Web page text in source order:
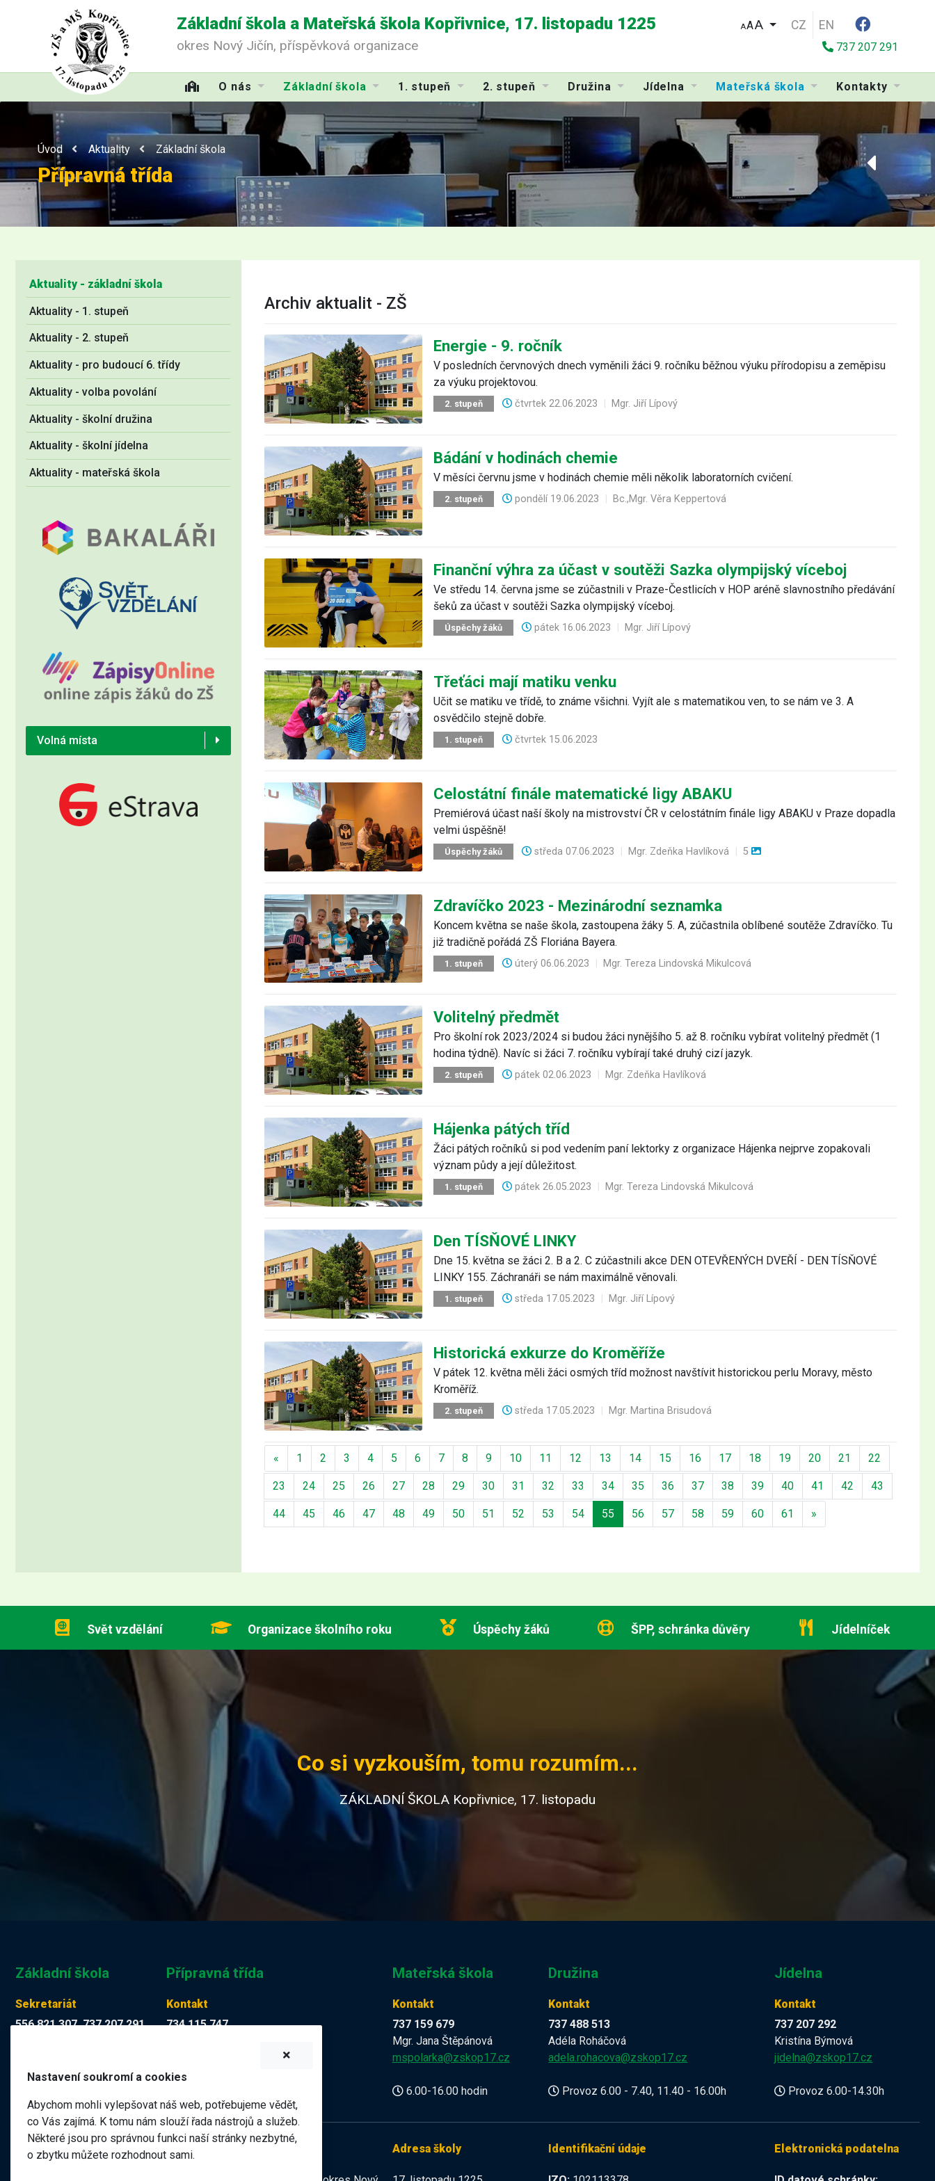
Základní škola a Mateřská škola Kopřivnice, 17. listopadu 1225
okres Nový Jičín, příspěvková organizace
AA CZ EN
737 207 291
O nás Základní škola 1. stupeň 2. stupeň Družina Jídelna Mateřská škola Kontakty
Úvod Aktuality Základní škola
Přípravná třída
Aktuality - základní škola
Aktuality - 1. stupeň
Aktuality - 2. stupeň
Aktuality - pro budoucí 6. třídy
Aktuality - volba povolání
Aktuality - školní družina
Aktuality - školní jídelna
Aktuality - mateřská škola
Volná místa
Archiv aktualit - ZŠ
Energie - 9. ročník
V posledních červnových dnech vyměnili žáci 9. ročníku běžnou výuku přírodopisu a zeměpisu
za výuku projektovou.
2. stupeň čtvrtek 22.06.2023 Mgr. Jiří Lípový
Bádání v hodinách chemie
V měsíci červnu jsme v hodinách chemie měli několik laboratorních cvičení.
2. stupeň pondělí19.06.2023 Bc.,Mgr. Věra Keppertová
Finanční výhra za účast v soutěži Sazka olympijský víceboj
Ve středu 14. června jsme se zúčastnili v Praze-Čestlicích v HOP aréně slavnostního předávání
šeků za účast v soutěži Sazka olympijský víceboj.
Úspěchy žáků pátek 16.06.2023 Mgr. Jiří Lípový
Třeťáci mají matiku venku
Učit se matiku ve třídě, to známe všichni. Vyjít ale s matematikou ven, to se nám ve 3. A
osvědčilo stejně dobře.
1. stupeň čtvrtek 15.06.2023
Celostátní finále matematické ligy ABAKU
Premiérová účast naší školy na mistrovství ČR v celostátním finále ligy ABAKU v Praze dopadla
velmi úspěšně!
Úspěchy žáků středa 07.06.2023 Mgr. Zdeňka Havlíková 5
Zdravíčko 2023 - Mezinárodní seznamka
Koncem května se naše škola, zastoupena žáky 5. A, zúčastnila oblíbené soutěže Zdravíčko. Tu
již tradičně pořádá ZŠ Floriána Bayera.
1. stupeň úterý 06.06.2023 Mgr. Tereza Lindovská Mikulcová
Volitelný předmět
Pro školní rok 2023/2024 si budou žáci nynějšího 5. až 8. ročníku vybírat volitelný předmět (1
hodina týdně). Navíc si žáci 7. ročníku vybírají také druhý cizí jazyk.
2. stupeň pátek 02.06.2023 Mgr. Zdeňka Havlíková
Hájenka pátých tříd
Žáci pátých ročníků si pod vedením paní lektorky z organizace Hájenka nejprve zopakovali
význam půdy a její důležitost.
1. stupeň pátek 26.05.2023 Mgr. Tereza Lindovská Mikulcová
Den TÍSŇOVÉ LINKY
Dne 15. května se žáci 2. B a 2. C zúčastnili akce DEN OTEVŘENÝCH DVEŘÍ - DEN TÍSŇOVÉ
LINKY 155. Záchranáři se nám maximálně věnovali.
1. stupeň středa 17.05.2023 Mgr. Jiří Lípový
Historická exkurze do Kroměříže
V pátek 12. května měli žáci osmých tříd možnost navštívit historickou perlu Moravy, město
Kroměříž.
2. stupeň středa 17.05.2023 Mgr. Martina Brisudová
« Předchozí
1 2 3 4 5 6 7 8 9 10 11 12 13 14 15 16 17 18 19 20 21 22
23 24 25 26 27 28 29 30 31 32 33 34 35 36 37 38 39 40 41 42 43
44 45 46 47 48 49 50 51 52 53 54 55 56 57 58 59 60 61 »
Svět vzdělání Organizace školního roku Úspěchy žáků ŠPP, schránka důvěry Jídelníček
Co si vyzkouším, tomu rozumím...
ZÁKLADNÍ ŠKOLA Kopřivnice, 17. listopadu
Základní škola
Sekretariát
556 821 307, 737 207 291
Přípravná třída
Kontakt
734 115 747
martina.muckova@zskop17.cz
Mateřská škola
Kontakt
737 159 679
Mgr. Jana Štěpánová
mspolarka@zskop17.cz
6.00-16.00 hodin
Družina
Kontakt
737 488 513
Adéla Roháčová
adela.rohacova@zskop17.cz
Provoz 6.00 - 7.40, 11.40 - 16.00h
Jídelna
Kontakt
737 207 292
Kristína Býmová
jidelna@zskop17.cz
Provoz 6.00-14.30h
Název školy Adresa školy Identifikační údaje Elektronická podatelna
Nastavení soukromí a cookies
Abychom mohli vylepšovat náš web, potřebujeme vědět,
co Vás zajímá. K tomu nám slouží řada nástrojů a služeb.
Některé jsou pro správnou funkci naší stránky nezbytné,
o zbytku můžete rozhodnout sami.